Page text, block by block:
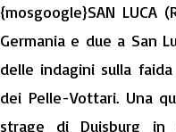
{mosgoogle}SAN LUCA
Germania e due a San
delle indagini sulla
dei Pelle-Vottari. Una
strage di Duisburg in